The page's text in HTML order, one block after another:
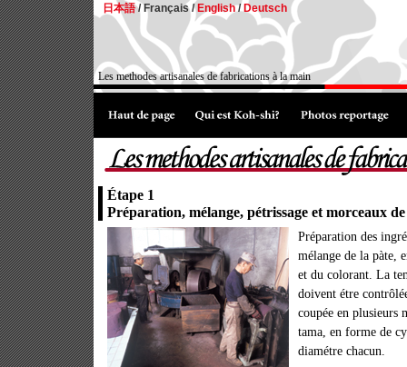
日本語/Français / English/ Deutsch
Les methodes artisanales de fabrications à la main
Étape 1
Préparation, mélange, pétrissage et morceaux
Préparation des
mélange de la pàte,
et du colorant. La
doivent étre
coupée en plusieurs
tama, en forme de
diamétre chacun.